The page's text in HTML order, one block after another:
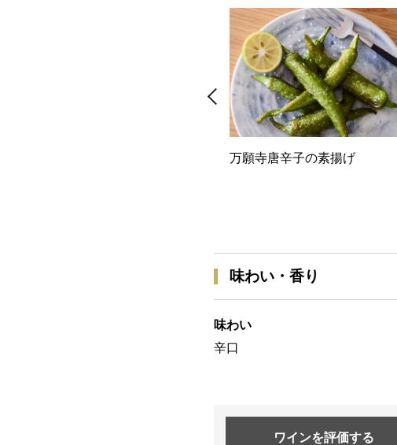
万願寺唐辛子の素揚げ
味わい・香り
味わい
辛口
ワインを評価する